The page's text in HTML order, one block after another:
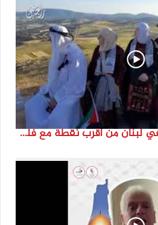
انتماء تطلق فعالياتها في لبنان من أقرب نقطة مع فلسطين المحتلة في ذكرى النكبة_74تقرير: جنى شحرور